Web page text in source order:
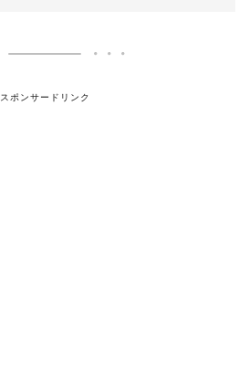
スポンサードリンク